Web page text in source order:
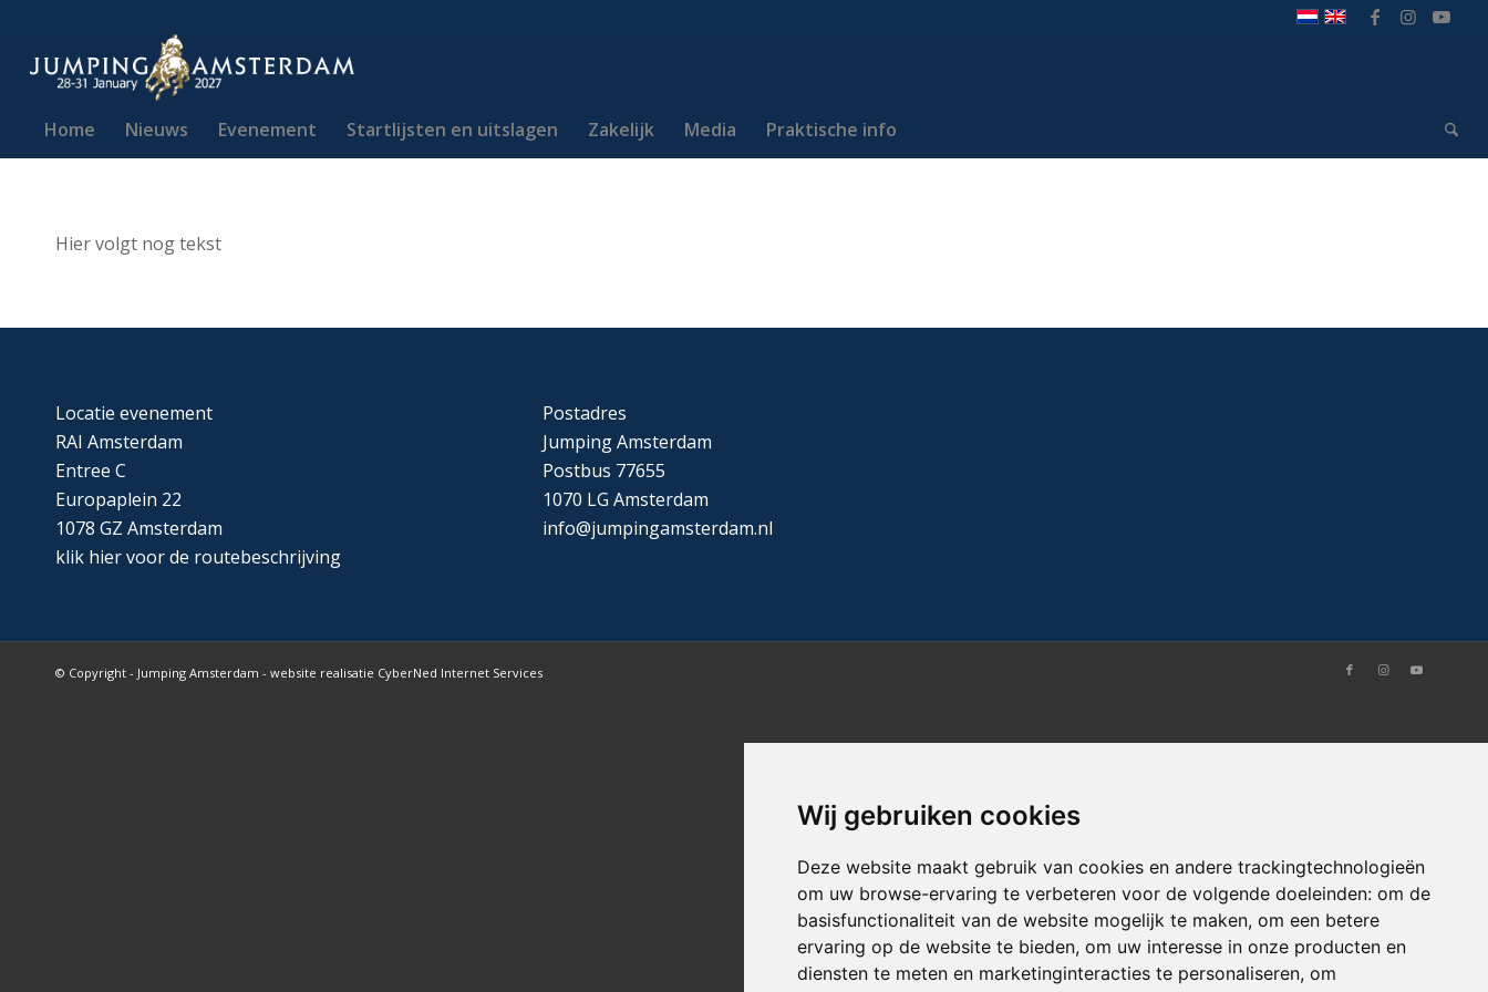
Wij gebruiken cookies
Deze website maakt gebruik van cookies en andere trackingtechnologieën
om uw browse-ervaring te verbeteren voor de volgende doeleinden: om de
basisfunctionaliteit van de website mogelijk te maken, om een betere
ervaring op de website te bieden, om uw interesse in onze producten en
diensten te meten en marketinginteracties te personaliseren, om
Home Nieuws Evenement Startlijsten en uitslagen Zakelijk Media Praktische info
Hier volgt nog tekst
Locatie evenement
RAI Amsterdam
Entree C
Europaplein 22
1078 GZ Amsterdam
klik hiervoor de routebeschrijving
Postadres
Jumping Amsterdam
Postbus 77655
1070 LG Amsterdam
info@jumpingamsterdam.nl
© Copyright - Jumping Amsterdam - website realisatie CyberNed Internet Services